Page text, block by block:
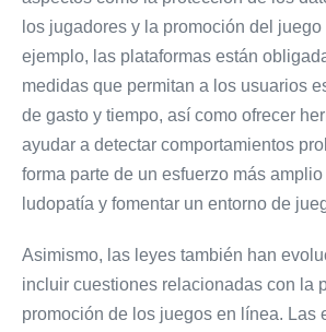
los jugadores y la promoción del
ejemplo, las plataformas están
medidas que permitan a los usuarios
de gasto y tiempo, así como ofrecer
ayudar a detectar comportamientos
forma parte de un esfuerzo más
ludopatía y fomentar un entorno de
Asimismo, las leyes también han
incluir cuestiones relacionadas con la
promoción de los juegos en línea. Las